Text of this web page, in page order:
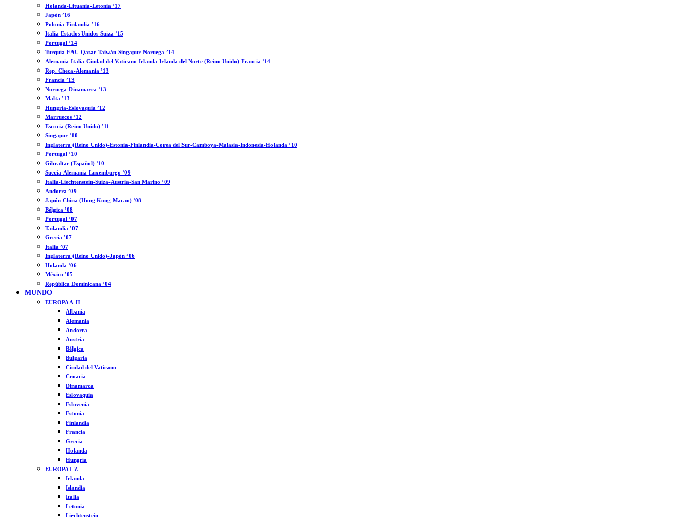
Holanda-Lituania-Letonia ’17
Japón ’16
Polonia-Finlandia ’16
Italia-Estados Unidos-Suiza ’15
Portugal ’14
Turquía-EAU-Qatar-Taiwán-Singapur-Noruega ’14
Alemania-Italia-Ciudad del Vaticano-Irlanda-Irlanda del Norte (Reino Unido)-Francia ’14
Rep. Checa-Alemania ’13
Francia ’13
Noruega-Dinamarca ’13
Malta ’13
Hungría-Eslovaquia ’12
Marruecos ’12
Escocia (Reino Unido) ’11
Singapur ’10
Inglaterra (Reino Unido)-Estonia-Finlandia-Corea del Sur-Camboya-Malasia-Indonesia-Holanda ’10
Portugal ’10
Gibraltar (Español) ’10
Suecia-Alemania-Luxemburgo ’09
Italia-Liechtenstein-Suiza-Austria-San Marino ’09
Andorra ’09
Japón-China (Hong Kong-Macao) ’08
Bélgica ’08
Portugal ’07
Tailandia ’07
Grecia ’07
Italia ’07
Inglaterra (Reino Unido)-Japón ’06
Holanda ’06
México ’05
República Dominicana ’04
MUNDO
EUROPA A-H
Albania
Alemania
Andorra
Austria
Bélgica
Bulgaria
Ciudad del Vaticano
Croacia
Dinamarca
Eslovaquia
Eslovenia
Estonia
Finlandia
Francia
Grecia
Holanda
Hungría
EUROPA I-Z
Irlanda
Islandia
Italia
Letonia
Liechtenstein